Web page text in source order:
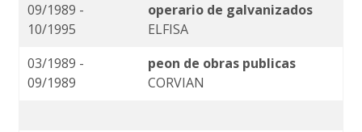
09/1989 -
10/1995
operario de galvanizados
ELFISA
03/1989 -
09/1989
peon de obras publicas
CORVIAN